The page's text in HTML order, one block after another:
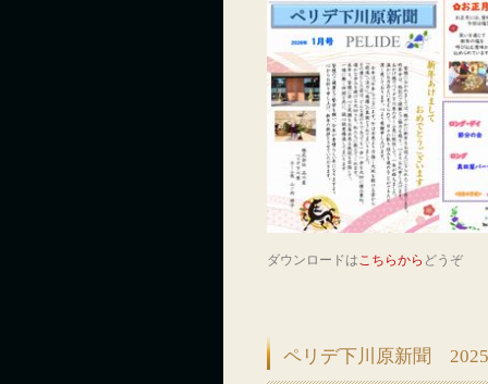
ダウンロードはこちらから どうぞ
ペリデ下川原新聞